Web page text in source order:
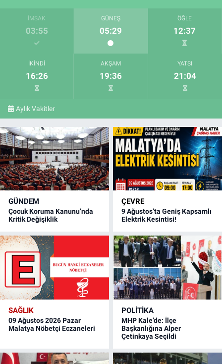
İMSAK
03:55
GÜNEŞ
05:29
ÖĞLE
12:37
İKINDI
16:26
AKŞAM
19:36
YATSI
21:04
Aylık Vakitler
GÜNDEM
Çocuk Koruma Kanunu’nda
Kritik Değişiklik
ÇEVRE
9 Ağustos’ta Geniş Kapsamlı
Elektrik Kesintisi!
SAĞLIK
09 Ağustos 2026 Pazar
Malatya Nöbetçi Eczaneleri
POLITIKA
MHP Kale’de: İlçe
Başkanlığına Alper
Çetinkaya Seçildi